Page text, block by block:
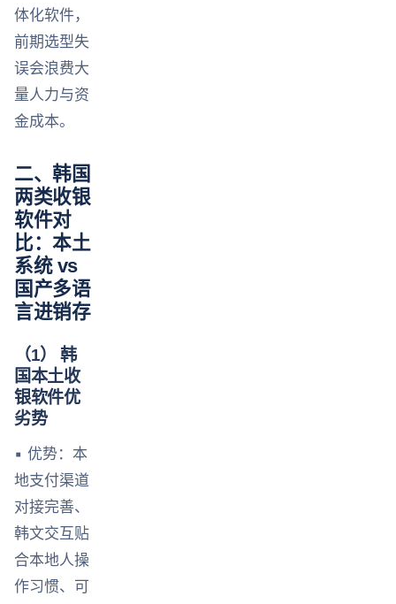
体化软件，
前期选型失
误会浪费大
量人力与资
金成本。
二、韩国
两类收银
软件对
比：本土
系统 vs
国产多语
言进销存
（1） 韩
国本土收
银软件优
劣势
▪ 优势：本
地支付渠道
对接完善、
韩文交互贴
合本地人操
作习惯、可